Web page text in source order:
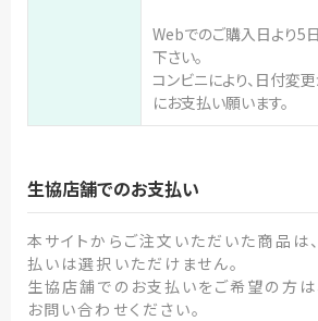
Webでのご購入日より5
下さい。
コンビニにより、日付変
にお支払い願います。
生協店舗でのお支払い
本サイトからご注文いただいた商品は
払いは選択いただけません。
生協店舗でのお支払いをご希望の方は
お問い合わせください。